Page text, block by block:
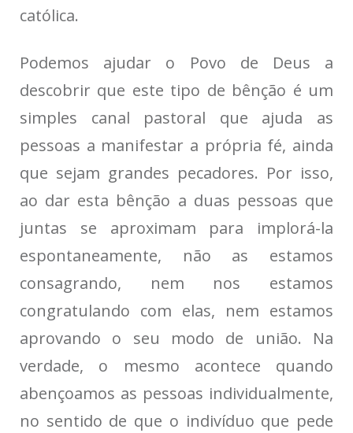
católica.
Podemos ajudar o Povo de Deus a
descobrir que este tipo de bênção é um
simples canal pastoral que ajuda as
pessoas a manifestar a própria fé, ainda
que sejam grandes pecadores. Por isso,
ao dar esta bênção a duas pessoas que
juntas se aproximam para implorá-la
espontaneamente, não as estamos
consagrando, nem nos estamos
congratulando com elas, nem estamos
aprovando o seu modo de união. Na
verdade, o mesmo acontece quando
abençoamos as pessoas individualmente,
no sentido de que o indivíduo que pede